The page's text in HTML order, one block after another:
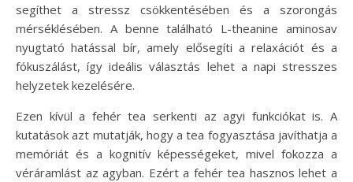
segíthet a stressz csökkentésében és a szorongás
mérséklésében. A benne található L-theanine aminosav
nyugtató hatással bír, amely elősegíti a relaxációt és a
fókuszálást, így ideális választás lehet a napi stresszes
helyzetek kezelésére.
Ezen kívül a fehér tea serkenti az agyi funkciókat is. A
kutatások azt mutatják, hogy a tea fogyasztása javíthatja a
memóriát és a kognitív képességeket, mivel fokozza a
véráramlást az agyban. Ezért a fehér tea hasznos lehet a